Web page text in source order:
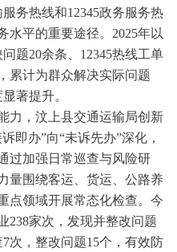
务热线和12345政务服务热
水平的重要途径。2025年以
题20余条、12345热线工单
累计为群众解决实际问题
著提升。
力，汶上县交通运输局创新
即办”向“未诉先办”深化，
过加强日常巡查与风险研
量围绕客运、货运、公路养
点领域开展常态化检查。今
238家次，发现并整改问题
次，整改问题15个，有效防